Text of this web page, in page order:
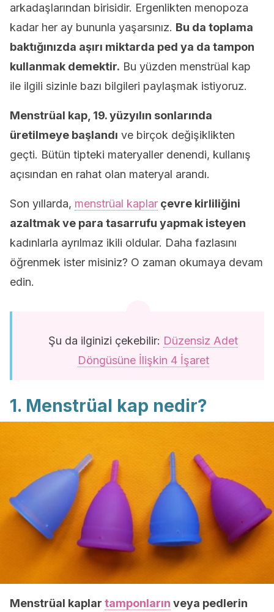
arkadaşlarından birisidir. Ergenlikten menopoza
kadar her ay bununla yaşarsınız. Bu da toplama
baktığınızda aşırı miktarda ped ya da tampon
kullanmak demektir. Bu yüzden menstrüal kap
ile ilgili sizinle bazı bilgileri paylaşmak istiyoruz.
Menstrüal kap, 19. yüzyılın sonlarında
üretilmeye başlandı ve birçok değişiklikten
geçti. Bütün tipteki materyaller denendi, kullanış
açısından en rahat olan materyal arandı.
Son yıllarda, menstrüal kaplar çevre kirliliğini
azaltmak ve para tasarrufu yapmak isteyen
kadınlarla ayrılmaz ikili oldular. Daha fazlasını
öğrenmek ister misiniz? O zaman okumaya devam
edin.
Şu da ilginizi çekebilir: Düzensiz Adet
Döngüsüne İlişkin 4 İşaret
1. Menstrüal kap nedir?
Menstrüal kaplar tamponların veya pedlerin